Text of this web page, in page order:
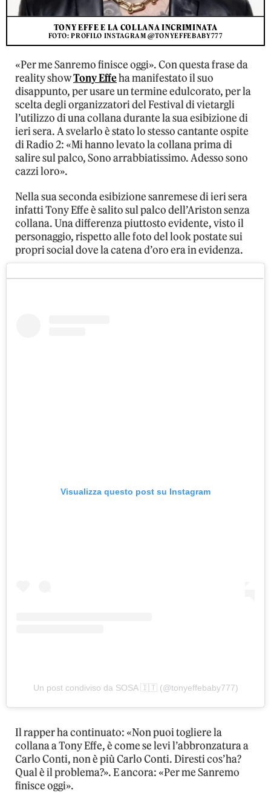
TONY EFFE E LA COLLANA INCRIMINATA
FOTO: PROFILO INSTAGRAM @TONYEFFEBABY777
«Per me Sanremo finisce oggi». Con questa frase da
reality showTony Effeha manifestato il suo
disappunto, per usare un termine edulcorato, per la
scelta degli organizzatori del Festival di vietargli
l’utilizzo di una collana durante la sua esibizione di
ieri sera. A svelarlo è stato lo stesso cantante ospite
di Radio 2: «Mi hanno levato la collana prima di
salire sul palco, Sono arrabbiatissimo. Adesso sono
cazzi loro».
Nella sua seconda esibizione sanremese di ieri sera
infatti Tony Effe è salito sul palco dell’Ariston senza
collana. Una differenza piuttosto evidente, visto il
personaggio, rispetto alle foto del look postate sui
propri social dove la catena d’oro era in evidenza.
Visualizza questo post su Instagram
Un post condiviso da SOSA 🇮🇹 (@tonyeffebaby777)
Il rapper ha continuato: «Non puoi togliere la
collana a Tony Effe, è come se levi l’abbronzatura a
Carlo Conti, non è più Carlo Conti. Diresti cos’ha?
Qual è il problema?». E ancora: «Per me Sanremo
finisce oggi».